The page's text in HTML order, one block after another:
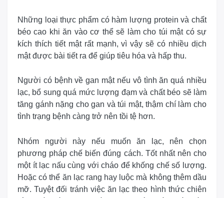
Những loại thực phẩm có hàm lượng protein và chất
béo cao khi ăn vào cơ thể sẽ làm cho túi mật có sự
kích thích tiết mật rất mạnh, vì vậy sẽ có nhiều dịch
mật được bài tiết ra để giúp tiêu hóa và hấp thu.
Người có bệnh về gan mật nếu vô tình ăn quá nhiều
lạc, bổ sung quá mức lượng đạm và chất béo sẽ làm
tăng gánh nặng cho gan và túi mật, thậm chí làm cho
tình trạng bệnh càng trở nên tồi tệ hơn.
Nhóm người này nếu muốn ăn lạc, nên chọn
phương pháp chế biến đúng cách. Tốt nhất nên cho
một ít lạc nấu cùng với cháo để khống chế số lượng.
Hoặc có thể ăn lạc rang hay luộc mà không thêm dầu
mỡ. Tuyệt đối tránh việc ăn lạc theo hình thức chiên